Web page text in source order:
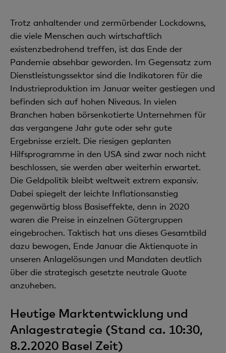
Trotz anhaltender und zermürbender Lockdowns,
die viele Menschen auch wirtschaftlich
existenzbedrohend treffen, ist das Ende der
Pandemie absehbar geworden. Im Gegensatz zum
Dienstleistungssektor sind die Indikatoren für die
Industrieproduktion im Januar weiter gestiegen und
befinden sich auf hohen Niveaus. In vielen
Branchen haben börsenkotierte Unternehmen für
das vergangene Jahr gute oder sehr gute
Ergebnisse erzielt. Die riesigen geplanten
Hilfsprogramme in den USA sind zwar noch nicht
beschlossen, sie werden aber weiterhin erwartet.
Die Geldpolitik bleibt weltweit extrem expansiv.
Dabei spiegelt der leichte Inflationsanstieg
gegenwärtig bloss Basiseffekte, denn in 2020
waren die Preise in einzelnen Gütergruppen
eingebrochen. Taktisch hat uns dieses Gesamtbild
dazu bewogen, Ende Januar die Aktienquote in
unseren Anlagelösungen und Mandaten deutlich
über die strategisch gesetzte neutrale Quote
anzuheben.
Heutige Marktentwicklung und
Anlagestrategie (Stand ca. 10:30,
8.2.2020 Basel Zeit)